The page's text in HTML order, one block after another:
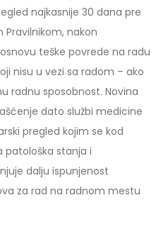
najkasnije 30 dana pre
nakon
teške povrede na radu
nisu u vezi sa radom – ako
radnu sposobnost. Novina
dato službi medicine
pregled kojim se kod
patološka stanja i
dalju ispunjenost
za rad na radnom mestu